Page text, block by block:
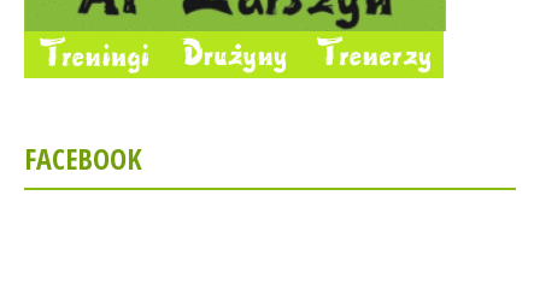
FACEBOOK